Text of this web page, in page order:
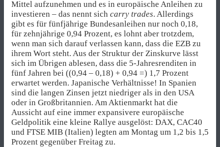
Mittel aufzunehmen und es in europäische Anleihen zu
investieren – das nennt sich carry trades. Allerdings
gibt es für fünfjährige Bundesanleihen nur noch 0,18,
für zehnjährige 0,94 Prozent, es lohnt aber trotzdem,
wenn man sich darauf verlassen kann, dass die EZB zu
ihrem Wort steht. Aus der Struktur der Zinskurve lässt
sich im Übrigen ablesen, dass die 5-Jahresrenditen in
fünf Jahren bei ((0,94 – 0,18) + 0,94 =) 1,7 Prozent
erwartet werden. Japanische Verhältnisse! In Spanien
sind die langen Zinsen jetzt niedriger als in den USA
oder in Großbritannien. Am Aktienmarkt hat die
Aussicht auf eine immer expansivere europäische
Geldpolitik eine kleine Rallye ausgelöst: DAX, CAC40
und FTSE MIB (Italien) legten am Montag um 1,2 bis 1,5
Prozent gegenüber Freitag zu.